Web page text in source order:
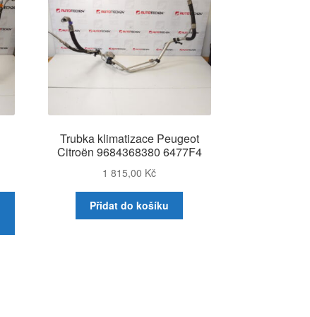
Trubka klimatizace Peugeot
Citroën 9684368380 6477F4
1 815,00 Kč
Přidat do košíku